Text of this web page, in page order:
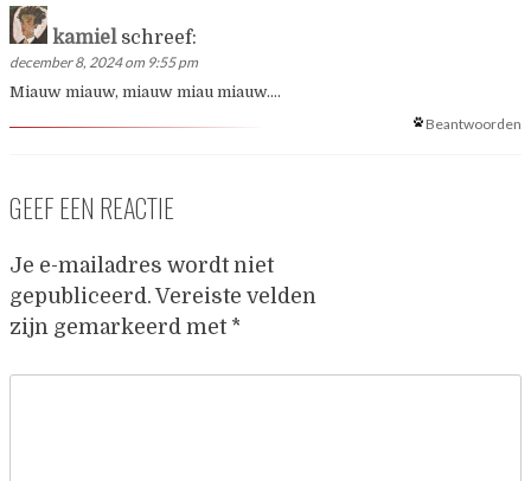
kamiel schreef:
december 8, 2024 om 9:55 pm
Miauw miauw, miauw miau miauw….
Beantwoorden
GEEF EEN REACTIE
Je e-mailadres wordt niet
gepubliceerd. Vereiste velden
zijn gemarkeerd met *